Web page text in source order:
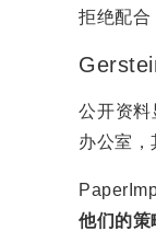
拒绝配合
公开资
办公室，
他们的策